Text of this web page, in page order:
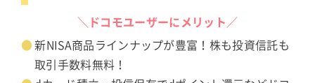
＼ドコモユーザーにメリット／
新NISA商品ラインナップが豊富！株も投資信託も
取引手数料無料！